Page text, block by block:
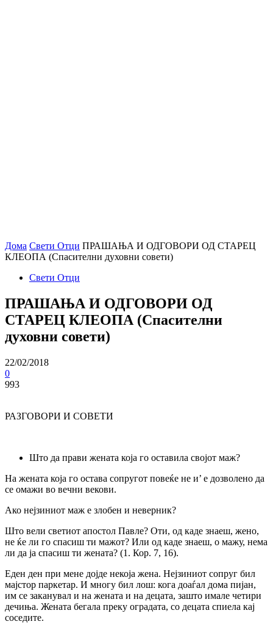
Дома Свети Отци ПРАШАЊА И ОДГОВОРИ ОД СТАРЕЦ
КЛЕОПА (Спасителни духовни совети)
Свети Отци
ПРАШАЊА И ОДГОВОРИ ОД
СТАРЕЦ КЛЕОПА (Спасителни
духовни совети)
22/02/2018
0
993
РАЗГОВОРИ И СОВЕТИ
Што да прави жената која го оставила својот маж?
На жената која го остава сопругот повеќе не и’ е дозволено да
се омажи во вечни векови.
Ако нејзиниот маж е злобен и неверник?
Што вели светиот апостол Павле? Оти, од каде знаеш, жено,
не ќе ли го спасиш ти мажот? Или од каде знаеш, о мажу, нема
ли да ја спасиш ти жената? (1. Кор. 7, 16).
Еден ден при мене дојде некоја жена. Нејзиниот сопруг бил
мајстор паркетар. И многу бил лош: кога доаѓал дома пијан,
им се заканувал и на жената и на децата, зашто имале четири
дечиња. Жената бегала преку оградата, co децата спиела кај
соседите.